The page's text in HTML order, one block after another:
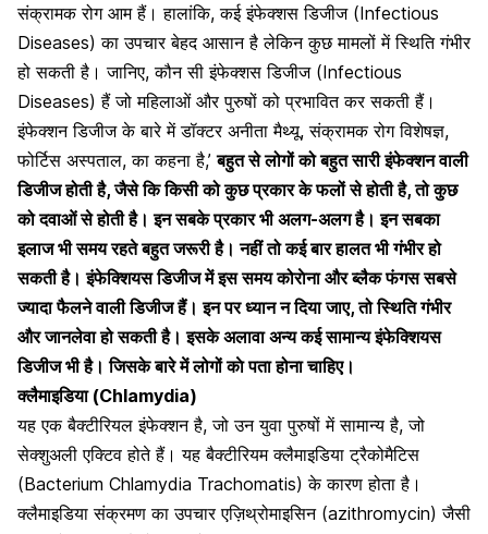
संक्रामक रोग आम हैं। हालांकि, कई इंफेक्शस डिजीज (Infectious
Diseases) का उपचार बेहद आसान है लेकिन कुछ मामलों में स्थिति गंभीर
हो सकती है। जानिए, कौन सी इंफेक्शस डिजीज (Infectious
Diseases) हैं जो महिलाओं और पुरुषों को प्रभावित कर सकती हैं।
इंफेक्शन डिजीज के बारे में डॉक्टर अनीता मैथ्यू, संक्रामक रोग विशेषज्ञ,
फोर्टिस अस्पताल, का कहना है,’बहुत से लोगों को बहुत सारी इंफेक्शन वाली
डिजीज होती है, जैसे कि किसी को कुछ प्रकार के फलों से होती है, तो कुछ
को दवाओं से होती है। इन सबके प्रकार भी अलग-अलग है। इन सबका
इलाज भी समय रहते बहुत जरूरी है। नहीं तो कई बार हालत भी गंभीर हो
सकती है। इंफेक्शियस डिजीज में इस समय कोराेना और ब्लैक फंगस सबसे
ज्यादा फैलने वाली डिजीज हैं। इन पर ध्यान न दिया जाए, तो स्थिति गंभीर
और जानलेवा हो सकती है। इसके अलावा अन्य कई सामान्य इंफेक्शियस
डिजीज भी है। जिसके बारे में लोगों काे पता होना चाहिए।
क्लैमाइडिया (Chlamydia)
यह एक बैक्टीरियल इंफेक्शन है, जो उन युवा पुरुषों में सामान्य है, जो
सेक्शुअली एक्टिव होते हैं। यह बैक्टीरियम क्लैमाइडिया ट्रैकोमैटिस
(Bacterium Chlamydia Trachomatis) के कारण होता है।
क्लैमाइडिया संक्रमण का उपचारएज़िथ्रोमाइसिन (azithromycin) जैसी